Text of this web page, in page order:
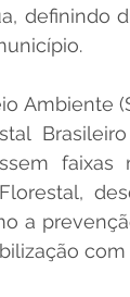
Ambiente
faixas
a